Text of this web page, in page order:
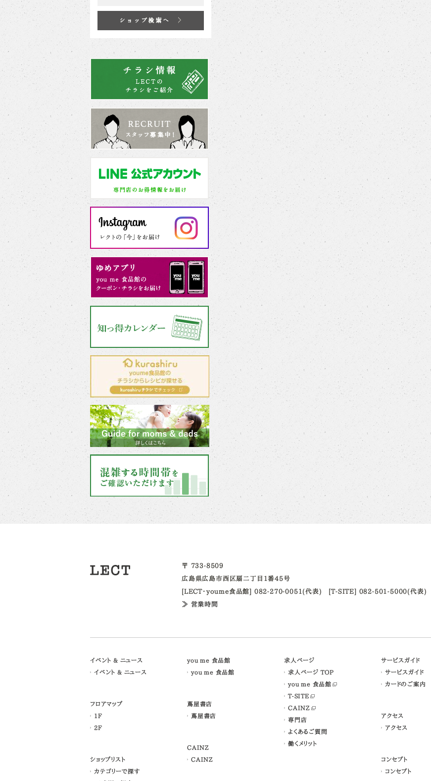
〒 733-8509
広島県広島市西区扇二丁目1番45号
[LECT・youme食品館] 082-270-0051(代表)
[T-SITE] 082-501-5000(代表)
≫ 営業時間
イベント & ニュース
イベント & ニュース
フロアマップ
1F
2F
ショップリスト
カテゴリーで探す
you me 食品館
you me 食品館
蔦屋書店
蔦屋書店
CAINZ
CAINZ
求人ページ
求人ページ TOP
you me 食品館
T-SITE
CAINZ
専門店
よくあるご質問
働くメリット
サービスガイド
サービスガイド
カードのご案内
アクセス
アクセス
コンセプト
コンセプト